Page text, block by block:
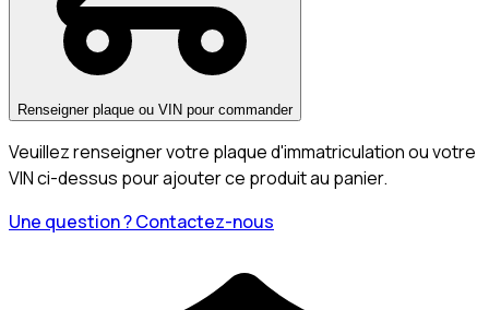
Renseigner plaque ou VIN pour commander
Veuillez renseigner votre plaque d'immatriculation ou votre
VIN ci-dessus pour ajouter ce produit au panier.
Une question ? Contactez-nous